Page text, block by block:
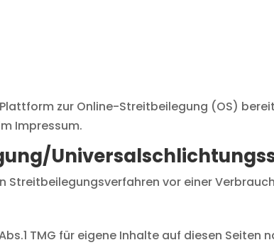
zur Online-Streitbeilegung (OS)
Impressum.
Streitbeilegungsverfahren vor einer
TMG für eigene Inhalte auf diesen Seiten